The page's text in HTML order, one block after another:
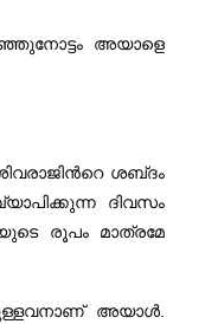
അയാളെ
ശബ്‌ദം
ദിവസം
രൂപം മാത്രമേ
അയാള്‍.